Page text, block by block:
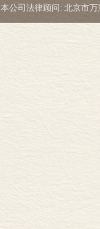
本公司法律顾问: 北京市